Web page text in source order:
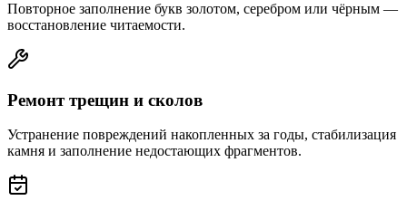
Повторное заполнение букв золотом, серебром или чёрным —
восстановление читаемости.
Ремонт трещин и сколов
Устранение повреждений накопленных за годы, стабилизация
камня и заполнение недостающих фрагментов.